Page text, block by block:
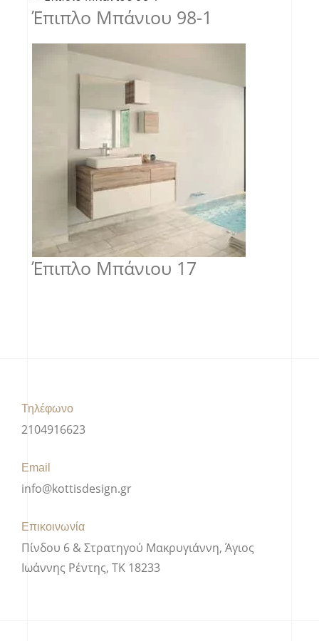
Έπιπλο Μπάνιου 98-1
Έπιπλο Μπάνιου 17
Τηλέφωνο
2104916623
Email
info@kottisdesign.gr
Επικοινωνία
Πίνδου 6 & Στρατηγού Μακρυγιάννη, Άγιος
Ιωάννης Ρέντης, ΤΚ 18233